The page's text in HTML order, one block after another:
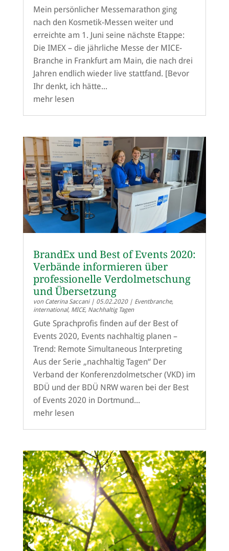
Mein persönlicher Messemarathon ging
nach den Kosmetik-Messen weiter und
erreichte am 1. Juni seine nächste Etappe:
Die IMEX – die jährliche Messe der MICE-
Branche in Frankfurt am Main, die nach drei
Jahren endlich wieder live stattfand. [Bevor
Ihr denkt, ich hätte...
mehr lesen
BrandEx und Best of Events 2020:
Verbände informieren über
professionelle Verdolmetschung
und Übersetzung
von Caterina Saccani| 05.02.2020| Eventbranche,
international, MICE, Nachhaltig Tagen
Gute Sprachprofis finden auf der Best of
Events 2020, Events nachhaltig planen –
Trend: Remote Simultaneous Interpreting
Aus der Serie „nachhaltig Tagen“ Der
Verband der Konferenzdolmetscher (VKD) im
BDÜ und der BDÜ NRW waren bei der Best
of Events 2020 in Dortmund...
mehr lesen